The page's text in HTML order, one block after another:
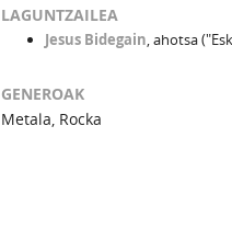
LAGUNTZAILEA
Jesus Bidegain, ahotsa
GENEROAK
Metala, Rocka